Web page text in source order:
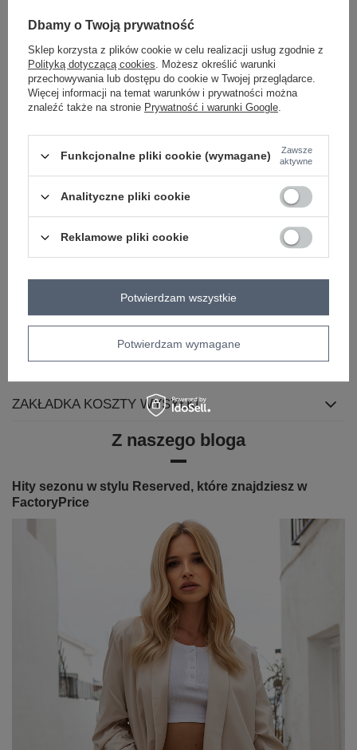
Zadzwoń
+48 601 547 740 Zadaj pytanie
skład materiału : 100% wiskoza
sposób prania : pranie w pralce w 30°C
dominujący
materiał
wiskoza
skład materiału 100% wiskoza
OPIS PRODUKTU
ZAKŁADKA KOSZTY WYSYŁKI
Z naszego bloga
Hity sezonu w stylu Reserved, które znajdziesz w
FactoryPrice
Dbamy o Twoją prywatność
Sklep korzysta z plików cookie w celu realizacji usług zgodnie z
Polityką dotyczącą cookies. Możesz określić warunki
przechowywania lub dostępu do cookie w Twojej przeglądarce.
Więcej informacji na temat warunków i prywatności można
znaleźć także na stronie Prywatność i warunki Google.
Funkcjonalne pliki cookie (wymagane)
Zawsze
aktywne
Analityczne pliki cookie
Reklamowe pliki cookie
Potwierdzam wymagane
Potwierdzam wszystkie